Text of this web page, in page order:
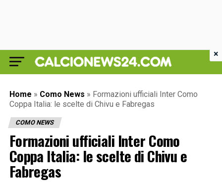
Home » Como News » Formazioni ufficiali Inter Como
Coppa Italia: le scelte di Chivu e Fabregas
COMO NEWS
Formazioni ufficiali Inter Como
Coppa Italia: le scelte di Chivu e
Fabregas
×